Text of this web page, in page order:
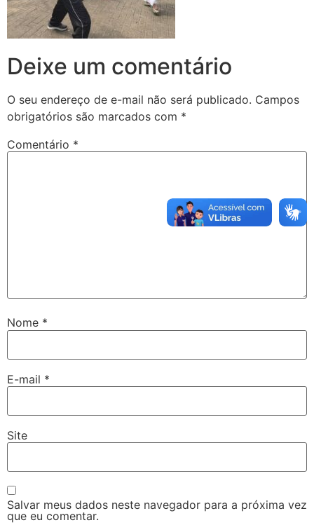
Deixe um comentário
O seu endereço de e-mail não será publicado. Campos
obrigatórios são marcados com *
Comentário *
Nome *
E-mail *
Site
Salvar meus dados neste navegador para a próxima vez
que eu comentar.